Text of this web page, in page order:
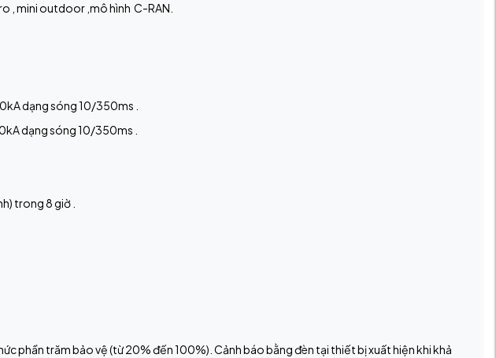
, mini outdoor ,mô hình C-RAN.
dạng sóng 10/350ms .
dạng sóng 10/350ms .
trong 8 giờ .
phần trăm bảo vệ (từ 20% đến 100%). Cảnh báo bằng đèn tại thiết bị xuất hiện khi khả